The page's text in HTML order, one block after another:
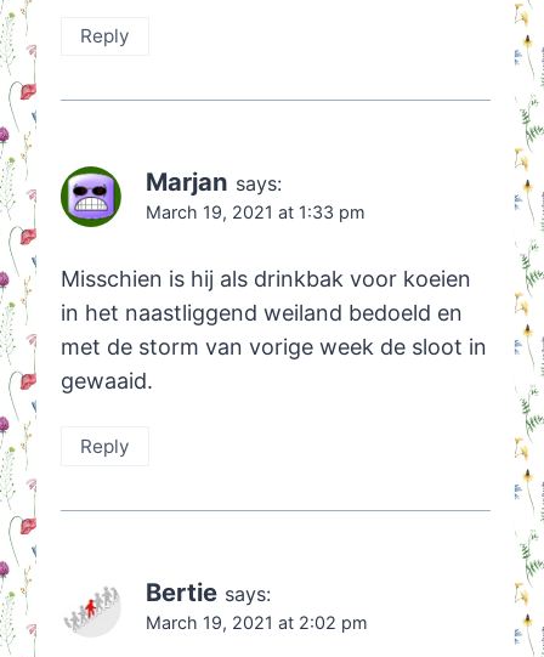
Reply
Marjan says:
March 19, 2021 at 1:33 pm
Misschien is hij als drinkbak voor koeien
in het naastliggend weiland bedoeld en
met de storm van vorige week de sloot in
gewaaid.
Reply
Bertie says:
March 19, 2021 at 2:02 pm